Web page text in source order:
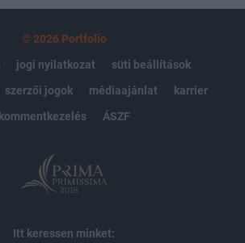
© 2026 Portfolio
jogi nyilatkozat
süti beállítások
szerzői jogok médiaajánlat
karrier
kommentkezelés
ÁSZF
Itt keressen minket: